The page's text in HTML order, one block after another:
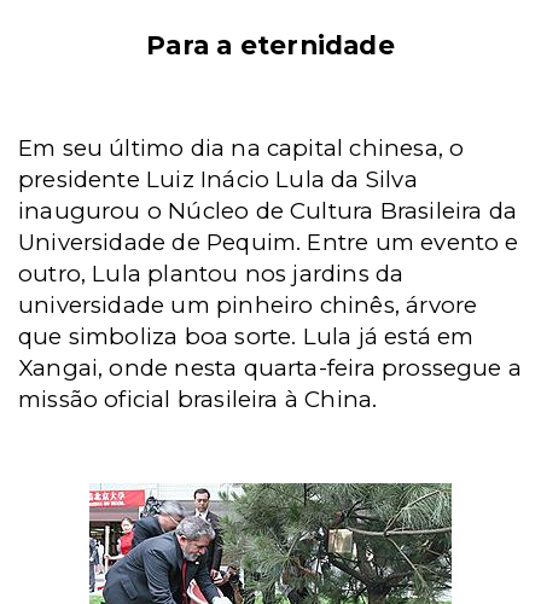
Para a eternidade
Em seu último dia na capital chinesa, o
presidente Luiz Inácio Lula da Silva
inaugurou o Núcleo de Cultura Brasileira da
Universidade de Pequim. Entre um evento e
outro, Lula plantou nos jardins da
universidade um pinheiro chinês, árvore
que simboliza boa sorte. Lula já está em
Xangai, onde nesta quarta-feira prossegue a
missão oficial brasileira à China.